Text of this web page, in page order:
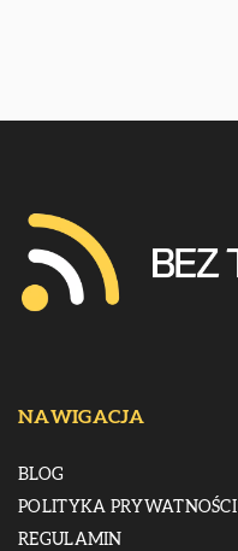
NAWIGACJA
BLOG
POLITYKA PRYWATNOŚCI
REGULAMIN